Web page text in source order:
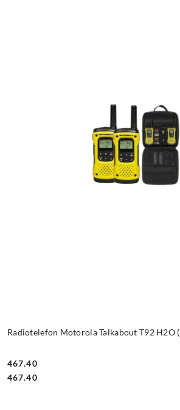
Radiotelefon Motorola Talkabout T92 H2O
Cena:
467.40
Cena:
467.40